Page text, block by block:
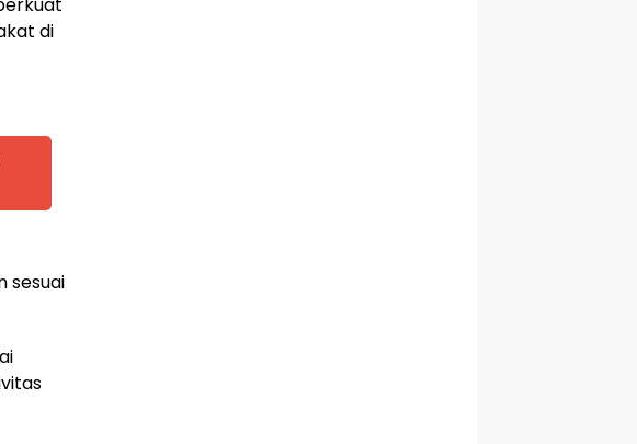
di
sesuai